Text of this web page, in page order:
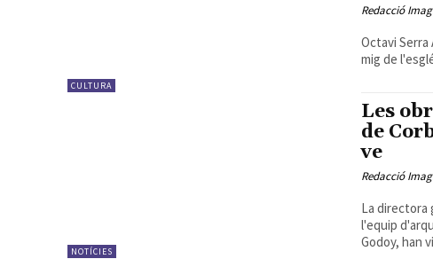
CULTURA
Redacció
Octavi Serra
mig de
NOTÍCIES
Les
de
ve
Redacció
La directora
l'equip
Godoy, han